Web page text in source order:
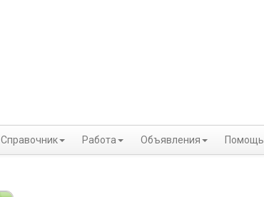
Справочник Работа Объявления Помощь